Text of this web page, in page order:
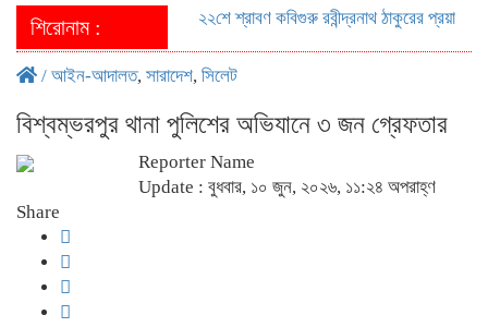
শিরোনাম : ২২শে শ্রাবণ কবিগুরু রবীন্দ্রনাথ ঠাকুরের প্রয়াণ
/ আইন-আদালত, সারাদেশ, সিলেট
বিশ্বম্ভরপুর থানা পুলিশের অভিযানে ৩ জন গ্রেফতার
Reporter Name
Update : বুধবার, ১০ জুন, ২০২৬, ১১:২৪ অপরাহ্ণ
Share